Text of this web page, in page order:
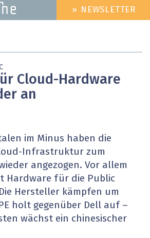
HEADER
MENU
» NEWSLETTER
Cloud-Hardware
an
im Minus haben die
Infrastruktur zum
angezogen. Vor allem
Hardware für die Public
Hersteller kämpfen um
holt gegenüber Dell auf –
wächst ein chinesischer